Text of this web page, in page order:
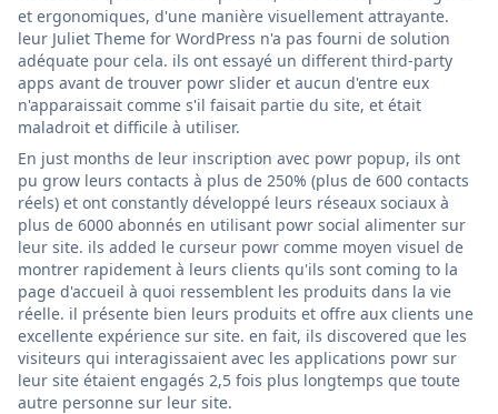
et ergonomiques, d'une manière visuellement attrayante.
leur Juliet Theme for WordPress n'a pas fourni de solution
adéquate pour cela. ils ont essayé un different third-party
apps avant de trouver powr slider et aucun d'entre eux
n'apparaissait comme s'il faisait partie du site, et était
maladroit et difficile à utiliser.
En just months de leur inscription avec powr popup, ils ont
pu grow leurs contacts à plus de 250% (plus de 600 contacts
réels) et ont constantly développé leurs réseaux sociaux à
plus de 6000 abonnés en utilisant powr social alimenter sur
leur site. ils added le curseur powr comme moyen visuel de
montrer rapidement à leurs clients qu'ils sont coming to la
page d'accueil à quoi ressemblent les produits dans la vie
réelle. il présente bien leurs produits et offre aux clients une
excellente expérience sur site. en fait, ils discovered que les
visiteurs qui interagissaient avec les applications powr sur
leur site étaient engagés 2,5 fois plus longtemps que toute
autre personne sur leur site.